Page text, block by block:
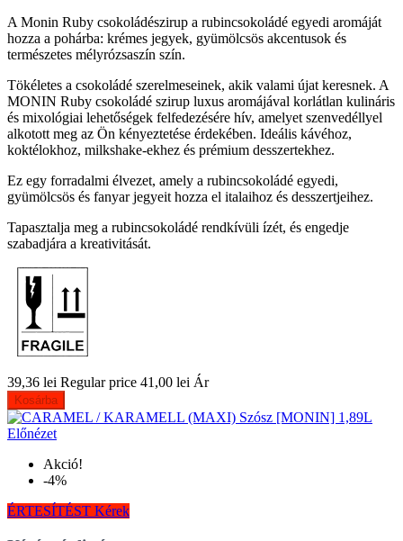
A Monin Ruby csokoládészirup a rubincsokoládé egyedi aromáját
hozza a pohárba: krémes jegyek, gyümölcsös akcentusok és
természetes mélyrózsaszín szín.
Tökéletes a csokoládé szerelmeseinek, akik valami újat keresnek. A
MONIN Ruby csokoládé szirup luxus aromájával korlátlan kulináris
és mixológiai lehetőségek felfedezésére hív, amelyet szenvedéllyel
alkotott meg az Ön kényeztetése érdekében. Ideális kávéhoz,
koktélokhoz, milkshake-ekhez és prémium desszertekhez.
Ez egy forradalmi élvezet, amely a rubincsokoládé egyedi,
gyümölcsös és fanyar jegyeit hozza el italaihoz és desszertjeihez.
Tapasztalja meg a rubincsokoládé rendkívüli ízét, és engedje
szabadjára a kreativitását.
39,36 lei Regular price 41,00 lei Ár
Kosárba
Előnézet
Akció!
-4%
ÉRTESÍTÉST Kérek